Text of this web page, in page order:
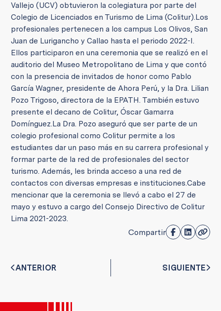
Vallejo (UCV) obtuvieron la colegiatura por parte del
Colegio de Licenciados en Turismo de Lima (Colitur).Los
profesionales pertenecen a los campus Los Olivos, San
Juan de Lurigancho y Callao hasta el periodo 2022-I.
Ellos participaron en una ceremonia que se realizó en el
auditorio del Museo Metropolitano de Lima y que contó
con la presencia de invitados de honor como Pablo
García Wagner, presidente de Ahora Perú, y la Dra. Lilian
Pozo Trigoso, directora de la EPATH. También estuvo
presente el decano de Colitur, Óscar Gamarra
Domínguez.La Dra. Pozo aseguró que ser parte de un
colegio profesional como Colitur permite a los
estudiantes dar un paso más en su carrera profesional y
formar parte de la red de profesionales del sector
turismo. Además, les brinda acceso a una red de
contactos con diversas empresas e instituciones.Cabe
mencionar que la ceremonia se llevó a cabo el 27 de
mayo y estuvo a cargo del Consejo Directivo de Colitur
Lima 2021-2023.
Compartir
ANTERIOR SIGUIENTE